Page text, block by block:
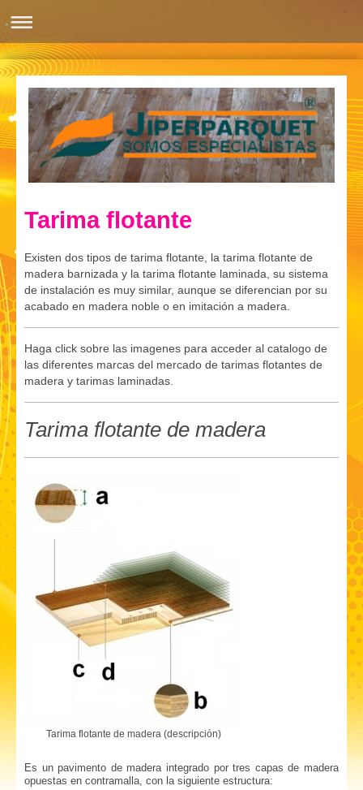
Tarima flotante
Existen dos tipos de tarima flotante, la tarima flotante de
madera barnizada y la tarima flotante laminada, su sistema
de instalación es muy similar, aunque se diferencian por su
acabado en madera noble o en imitación a madera.
Haga click sobre las imagenes para acceder al catalogo de
las diferentes marcas del mercado de tarimas flotantes de
madera y tarimas laminadas.
Tarima flotante de madera
Tarima flotante de madera (descripción)
Es un pavimento de madera integrado por tres capas de madera
opuestas en contramalla, con la siguiente estructura: